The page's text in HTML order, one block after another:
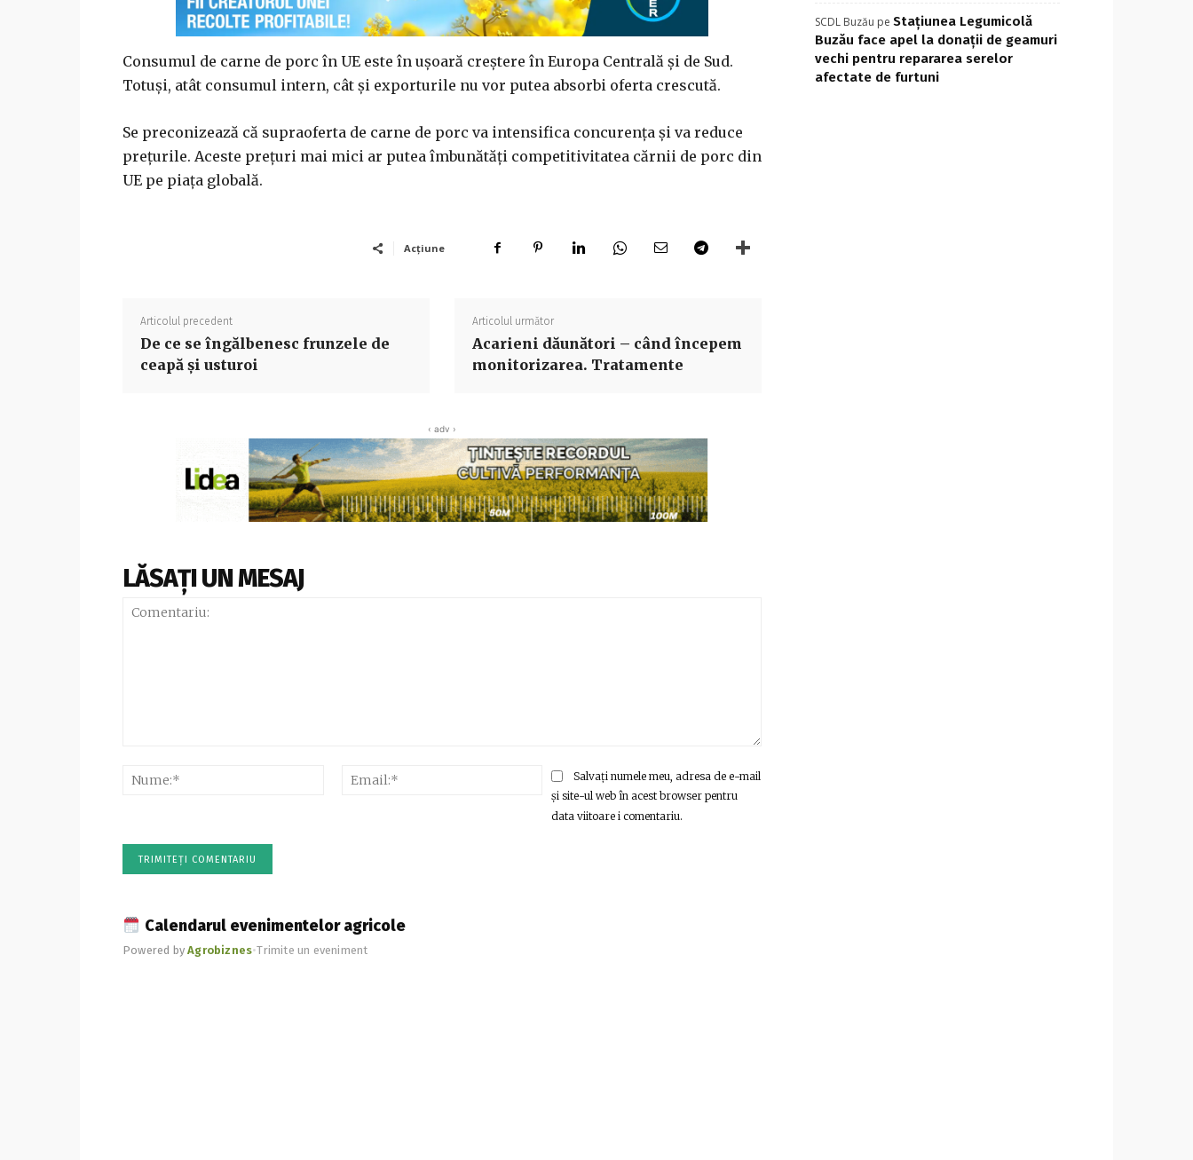
Consumul de carne de porc în UE este în ușoară creștere în Europa Centrală și de Sud.
Totuși, atât consumul intern, cât și exporturile nu vor putea absorbi oferta crescută.
Se preconizează că supraoferta de carne de porc va intensifica concurența și va reduce
prețurile. Aceste prețuri mai mici ar putea îmbunătăți competitivitatea cărnii de porc din
UE pe piața globală.
Acțiune
Articolul precedent
De ce se îngălbenesc frunzele de
ceapă și usturoi
Articolul următor
Acarieni dăunători – când începem
monitorizarea. Tratamente
‹ adv ›
LĂSAȚI UN MESAJ
Nume:*
Email:*Salvați numele meu, adresa de e-mail
și site-ul web în acest browser pentru
data viitoare i comentariu.
Calendarul evenimentelor agricole
Powered byAgrobiznes•Trimite un eveniment
SCDL Buzău pe Stațiunea Legumicolă
Buzău face apel la donații de geamuri
vechi pentru repararea serelor
afectate de furtuni